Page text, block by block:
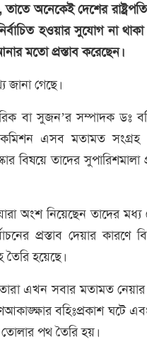
অনেকেই দেশের
নির্বাচিত হওয়ার সুযোগ না
মতো প্রস্তাব করেছেন।
জানা গেছে।
বা সুজন’র সম্পাদক ডঃ
এসব মতামত সংগ্রহ
বিষয়ে তাদের সুপারিশমালা
অংশ নিয়েছেন তাদের মধ্য
প্রস্তাব দেয়ার কারণে
হয়েছে।
এখন সবার মতামত
বহিঃপ্রকাশ ঘটে
তোলার পথ তৈরি হয়।